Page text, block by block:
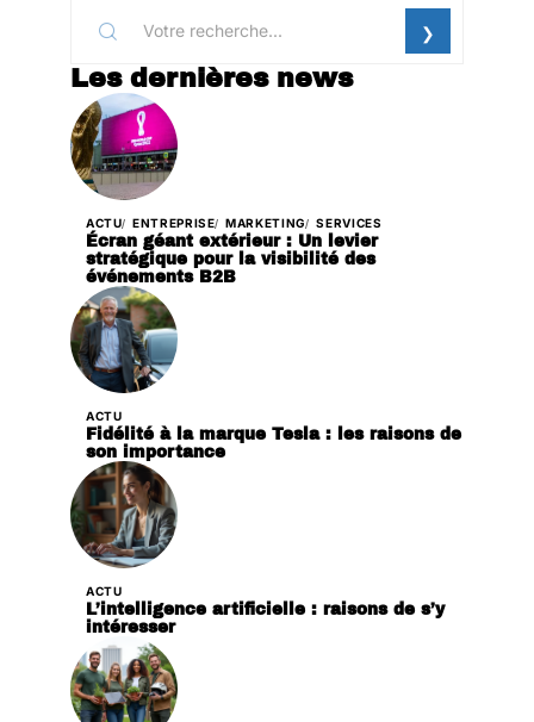
Les dernières news
ACTU ENTREPRISE MARKETING SERVICES
Écran géant extérieur : Un levier
stratégique pour la visibilité des
événements B2B
ACTU
Fidélité à la marque Tesla : les raisons de
son importance
ACTU
L’intelligence artificielle : raisons de s’y
intéresser